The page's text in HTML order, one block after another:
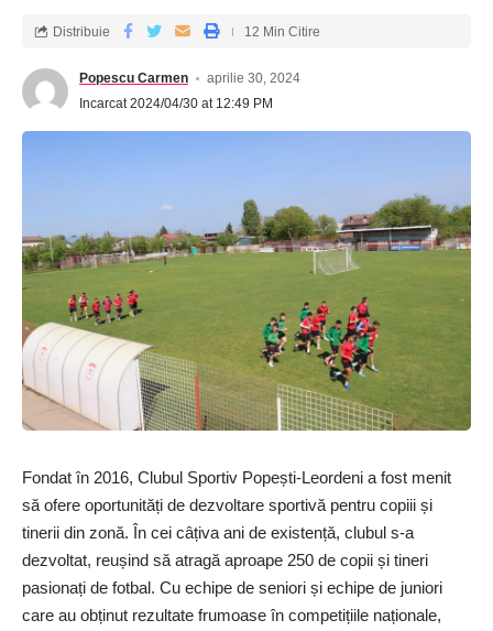
Popescu Carmen
aprilie 30, 2024
Incarcat 2024/04/30 at 12:49 PM
Distribuie 12 Min Citire
Fondat în 2016, Clubul Sportiv Popești-Leordeni a fost menit
să ofere oportunități de dezvoltare sportivă pentru copiii și
tinerii din zonă. În cei câțiva ani de existență, clubul s-a
dezvoltat, reu­șind să atragă aproape 250 de copii și tineri
pasionați de fotbal. Cu echipe de seniori și echipe de juniori
care au obținut rezultate frumoase în competițiile naționale,